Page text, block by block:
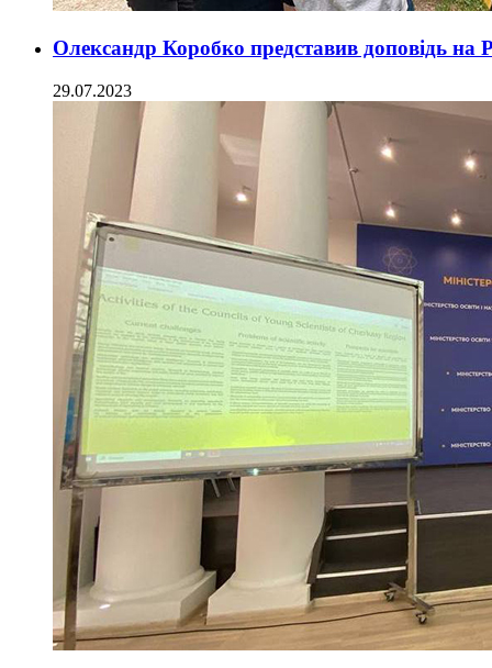
Олександр Коробко представив доповідь
29.07.2023